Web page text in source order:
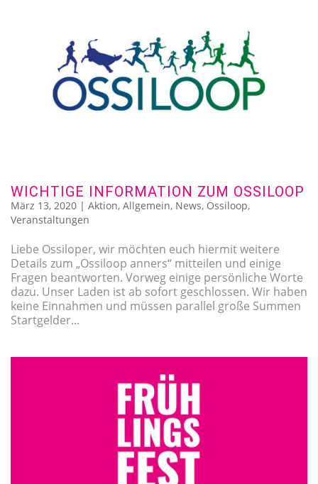
WICHTIGE INFORMATION ZUM OSSILOOP
März 13, 2020 | Aktion, Allgemein, News, Ossiloop,
Veranstaltungen
Liebe Ossiloper, wir möchten euch hiermit weitere
Details zum „Ossiloop anners“ mitteilen und einige
Fragen beantworten. Vorweg einige persönliche Worte
dazu. Unser Laden ist ab sofort geschlossen. Wir haben
keine Einnahmen und müssen parallel große Summen
Startgelder...